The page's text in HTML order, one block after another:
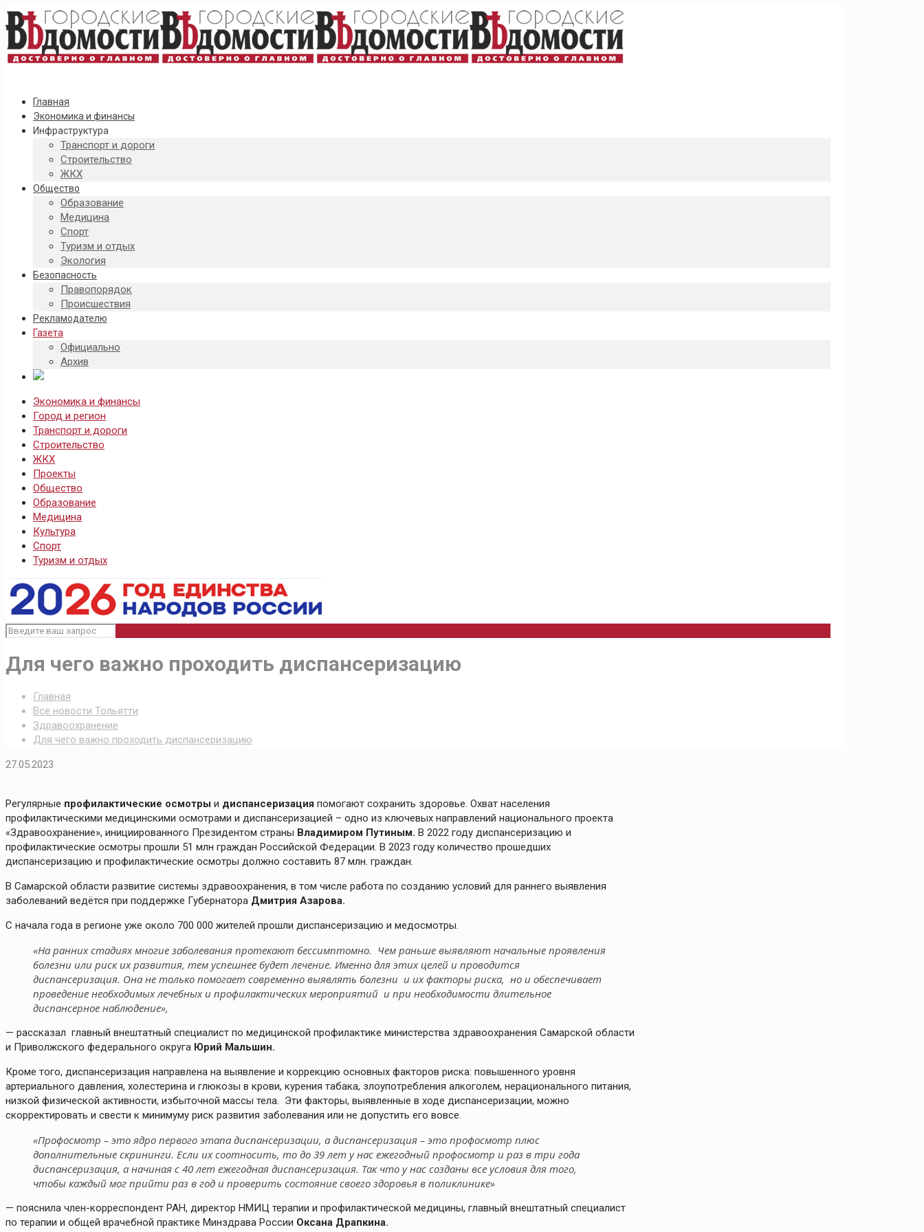
Главная
Экономика и финансы
Инфраструктура
Транспорт и дороги
Строительство
ЖКХ
Общество
Образование
Медицина
Спорт
Туризм и отдых
Экология
Безопасность
Правопорядок
Происшествия
Рекламодателю
Газета
Официально
Архив
Экономика и финансы
Город и регион
Транспорт и дороги
Строительство
ЖКХ
Проекты
Общество
Образование
Медицина
Культура
Спорт
Туризм и отдых
Для чего важно проходить диспансеризацию
Главная
Все новости Тольятти
Здравоохранение
Для чего важно проходить диспансеризацию
27.05.2023
Регулярные профилактические осмотры и диспансеризация помогают сохранить здоровье. Охват населения
профилактическими медицинскими осмотрами и диспансеризацией – одно из ключевых направлений национального проекта
«Здравоохранение», инициированного Президентом страны Владимиром Путиным. В 2022 году диспансеризацию и
профилактические осмотры прошли 51 млн граждан Российской Федерации. В 2023 году количество прошедших
диспансеризацию и профилактические осмотры должно составить 87 млн. граждан.
В Самарской области развитие системы здравоохранения, в том числе работа по созданию условий для раннего выявления
заболеваний ведётся при поддержке Губернатора Дмитрия Азарова.
С начала года в регионе уже около 700 000 жителей прошли диспансеризацию и медосмотры.
«На ранних стадиях многие заболевания протекают бессимптомно. Чем раньше выявляют начальные проявления
болезни или риск их развития, тем успешнее будет лечение. Именно для этих целей и проводится
диспансеризация. Она не только помогает современно выявлять болезни и их факторы риска, но и обеспечивает
проведение необходимых лечебных и профилактических мероприятий и при необходимости длительное
диспансерное наблюдение»,
— рассказал главный внештатный специалист по медицинской профилактике министерства здравоохранения Самарской области
и Приволжского федерального округа Юрий Мальшин.
Кроме того, диспансеризация направлена на выявление и коррекцию основных факторов риска: повышенного уровня
артериального давления, холестерина и глюкозы в крови, курения табака, злоупотребления алкоголем, нерационального питания,
низкой физической активности, избыточной массы тела. Эти факторы, выявленные в ходе диспансеризации, можно
скорректировать и свести к минимуму риск развития заболевания или не допустить его вовсе.
«Профосмотр – это ядро первого этапа диспансеризации, а диспансеризация – это профосмотр плюс
дополнительные скрининги. Если их соотносить, то до 39 лет у нас ежегодный профосмотр и раз в три года
диспансеризация, а начиная с 40 лет ежегодная диспансеризация. Так что у нас созданы все условия для того,
чтобы каждый мог прийти раз в год и проверить состояние своего здоровья в поликлинике»
— пояснила член-корреспондент РАН, директор НМИЦ терапии и профилактической медицины, главный внештатный специалист
по терапии и общей врачебной практике Минздрава России Оксана Драпкина.